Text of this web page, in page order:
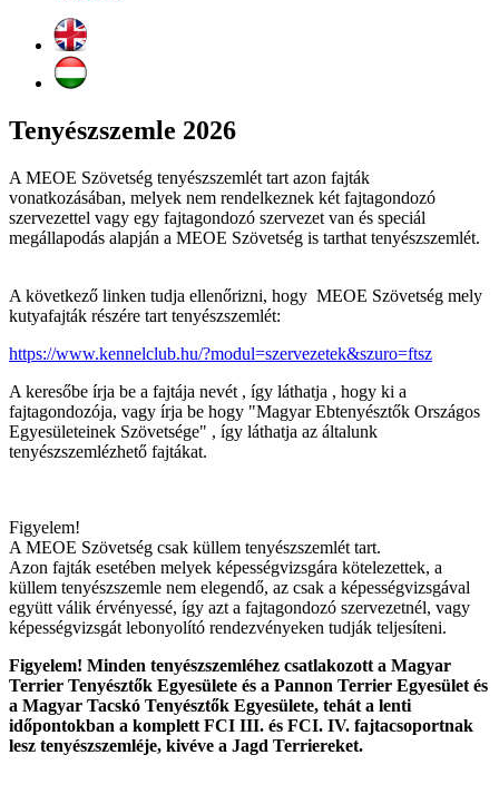
Tenyészszemle 2026
A MEOE Szövetség tenyészszemlét tart azon fajták
vonatkozásában, melyek nem rendelkeznek két fajtagondozó
szervezettel vagy egy fajtagondozó szervezet van és speciál
megállapodás alapján a MEOE Szövetség is tarthat tenyészszemlét.
A következő linken tudja ellenőrizni, hogy MEOE Szövetség mely
kutyafajták részére tart tenyészszemlét:
https://www.kennelclub.hu/?modul=szervezetek&szuro=ftsz
A keresőbe írja be a fajtája nevét , így láthatja , hogy ki a
fajtagondozója, vagy írja be hogy "Magyar Ebtenyésztők Országos
Egyesületeinek Szövetsége" , így láthatja az általunk
tenyészszemlézhető fajtákat.
Figyelem!
A MEOE Szövetség csak küllem tenyészszemlét tart.
Azon fajták esetében melyek képességvizsgára kötelezettek, a
küllem tenyészszemle nem elegendő, az csak a képességvizsgával
együtt válik érvényessé, így azt a fajtagondozó szervezetnél, vagy
képességvizsgát lebonyolító rendezvényeken tudják teljesíteni.
Figyelem! Minden tenyészszemléhez csatlakozott a Magyar
Terrier Tenyésztők Egyesülete és a Pannon Terrier Egyesület és
a Magyar Tacskó Tenyésztők Egyesülete, tehát a lenti
időpontokban a komplett FCI III. és FCI. IV. fajtacsoportnak
lesz tenyészszemléje, kivéve a Jagd Terriereket.